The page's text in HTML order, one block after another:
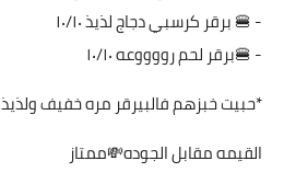
- 🍔 برقر كرسبي دجاج لذيذ ١٠/١٠
- 🍔برقر لحم رووووعه ١٠/١٠
*حبيت خبزهم فالبيرقر مره خفيف ولذيذ
القيمه مقابل الجوده💸ممتاز